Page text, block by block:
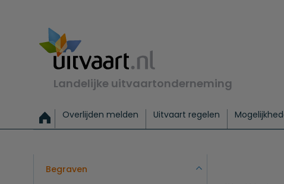
Landelijke uitvaartonderneming
Overlijden melden Uitvaart regelen
Exclusieve uitvaart Begrafenis Basis
Begraven